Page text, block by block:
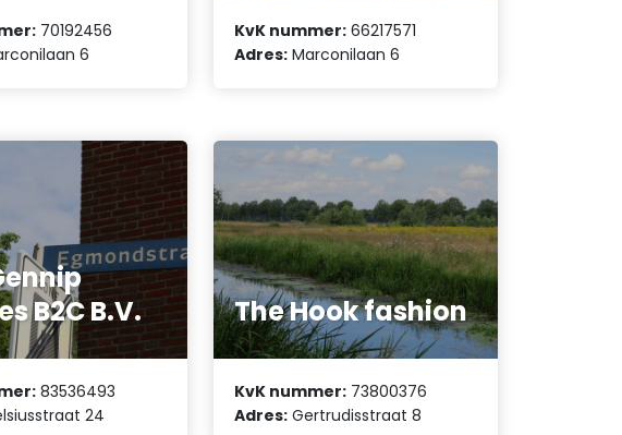
70192456
6
KvK nummer: 66217571
Adres: Marconilaan 6
B2C B.V.
83536493
24
The Hook fashion
KvK nummer: 73800376
Adres: Gertrudisstraat 8